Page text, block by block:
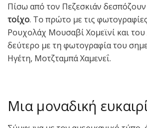
Πίσω από τον Πεζεσκιάν δεσπόζουν
τοίχο. Το πρώτο με τις
Ρουχολάχ Μουσαβί Χομεϊνί και του
δεύτερο με τη φωτογραφία του
Ηγέτη, Μοτζταμπά Χαμενεΐ.
Μια μοναδική